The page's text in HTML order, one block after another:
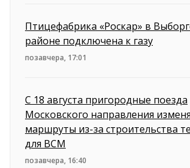
Птицефабрика «Роскар» в
районе подключена к газу
позавчера, 17:01
С 18 августа пригородные поезда
Московского направления
маршруты из-за строительства
для ВСМ
позавчера, 16:40